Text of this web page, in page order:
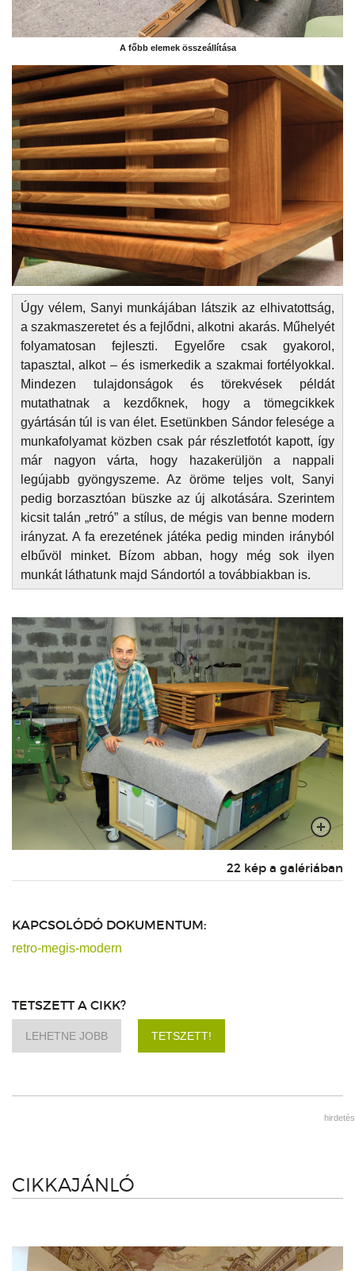
A főbb elemek összeállítása
Úgy vélem, Sanyi munkájában látszik az elhivatottság,
a szakmaszeretet és a fejlődni, alkotni akarás. Műhelyét
folyamatosan fejleszti. Egyelőre csak gyakorol,
tapasztal, alkot – és ismerkedik a szakmai fortélyokkal.
Mindezen tulajdonságok és törekvések példát
mutathatnak a kezdőknek, hogy a tömegcikkek
gyártásán túl is van élet. Esetünkben Sándor felesége a
munkafolyamat közben csak pár részletfotót kapott, így
már nagyon várta, hogy hazakerüljön a nappali
legújabb gyöngyszeme. Az öröme teljes volt, Sanyi
pedig borzasztóan büszke az új alkotására. Szerintem
kicsit talán „retró” a stílus, de mégis van benne modern
irányzat. A fa erezetének játéka pedig minden irányból
elbűvöl minket. Bízom abban, hogy még sok ilyen
munkát láthatunk majd Sándortól a továbbiakban is.
22 kép a galériában
KAPCSOLÓDÓ DOKUMENTUM:
retro-megis-modern
TETSZETT A CIKK?
LEHETNE JOBB TETSZETT!
hirdetés
CIKKAJÁNLÓ